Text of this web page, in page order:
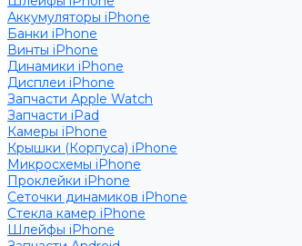
Аккумуляторы iPhone
Банки iPhone
Винты iPhone
Динамики iPhone
Дисплеи iPhone
Запчасти Apple Watch
Запчасти iPad
Камеры iPhone
Крышки (Корпуса) iPhone
Микросхемы iPhone
Проклейки iPhone
Сеточки динамиков iPhone
Стекла камер iPhone
Шлейфы iPhone